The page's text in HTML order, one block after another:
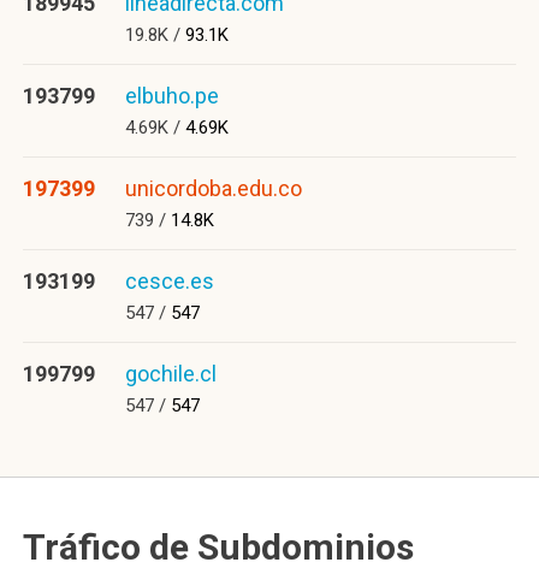
19.8K / 93.1K
193799 elbuho.pe
4.69K / 4.69K
197399 unicordoba.edu.co
739 / 14.8K
193199 cesce.es
547 / 547
199799 gochile.cl
547 / 547
Tráfico de Subdominios